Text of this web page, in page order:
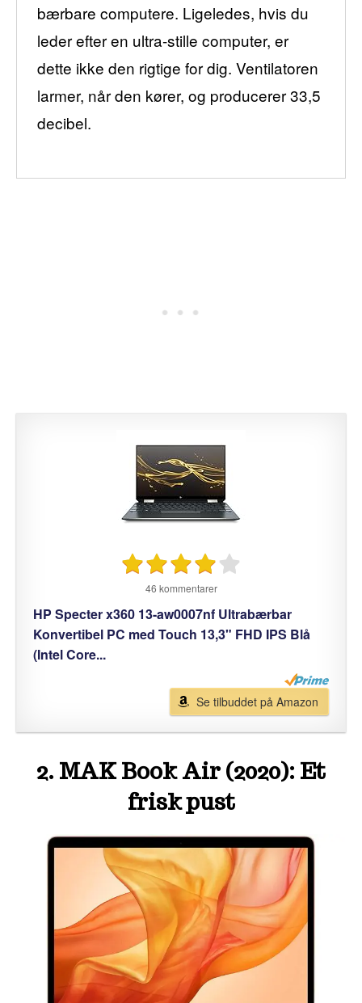
bærbare computere. Ligeledes, hvis du
leder efter en ultra-stille computer, er
dette ikke den rigtige for dig. Ventilatoren
larmer, når den kører, og producerer 33,5
decibel.
46 kommentarer
HP Specter x360 13-aw0007nf Ultrabærbar
Konvertibel PC med Touch 13,3" FHD IPS Blå
(Intel Core...
Se tilbuddet på Amazon
2. MAK Book Air (2020): Et
frisk pust